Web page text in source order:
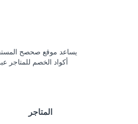
يساعد موقع صحصح
أكواد الخصم للمتاجر
المتاجر